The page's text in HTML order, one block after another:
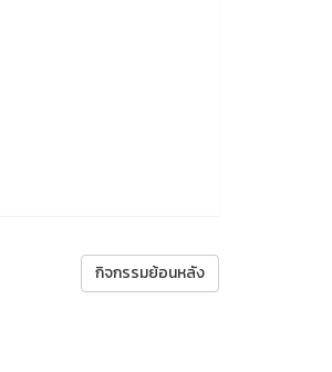
กิจกรรมย้อนหลัง